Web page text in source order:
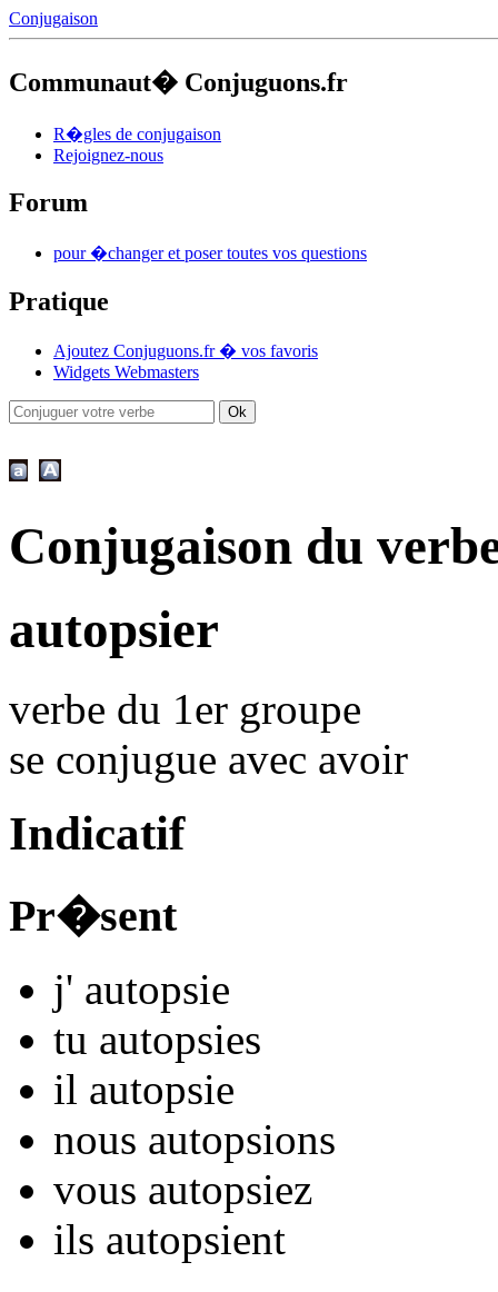
Conjugaison
Communaut� Conjuguons.fr
R�gles de conjugaison
Rejoignez-nous
Forum
pour �changer et poser toutes vos questions
Pratique
Ajoutez Conjuguons.fr � vos favoris
Widgets Webmasters
Conjugaison du
autopsier
verbe du 1er groupe
se conjugue avec avoir
Indicatif
Pr�sent
j' autopsie
tu autopsies
il autopsie
nous autopsions
vous autopsiez
ils autopsient